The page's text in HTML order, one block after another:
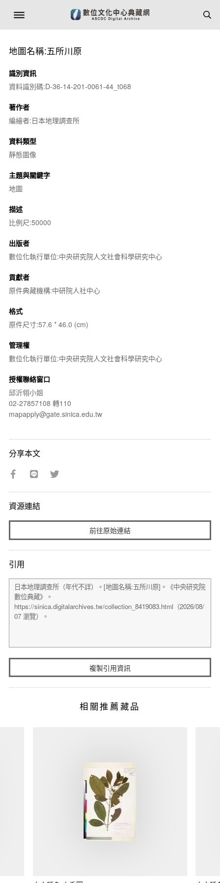
地圖名稱:五所川原
識別資訊
資料識別碼:D-36-14-201-0061-44_t068
著作者
編繪者:日本地理調查所
資料類型
靜態圖像
主題與關鍵字
地圖
描述
比例尺:50000
出版者
數位化執行單位:中央研究院人文社會科學研究中心
貢獻者
原件典藏機構:中研院人社中心
格式
原件尺寸:57.6 * 46.0 (cm)
管理權
數位化執行單位:中央研究院人文社會科學研究中心
授權聯絡窗口
邱沂翎小姐
02-27857108 轉110
mapapply@gate.sinica.edu.tw
分享本文
資源連結
前往原始連結
引用
複製引用資訊
相關推薦藏品